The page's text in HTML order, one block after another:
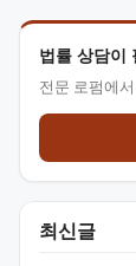
법률 상담이
전문 로펌에
최신글